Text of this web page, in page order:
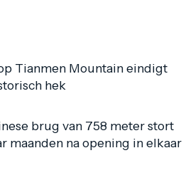
Tianmen Mountain eindigt
hek
brug van 758 meter stort
maanden na opening in elkaar